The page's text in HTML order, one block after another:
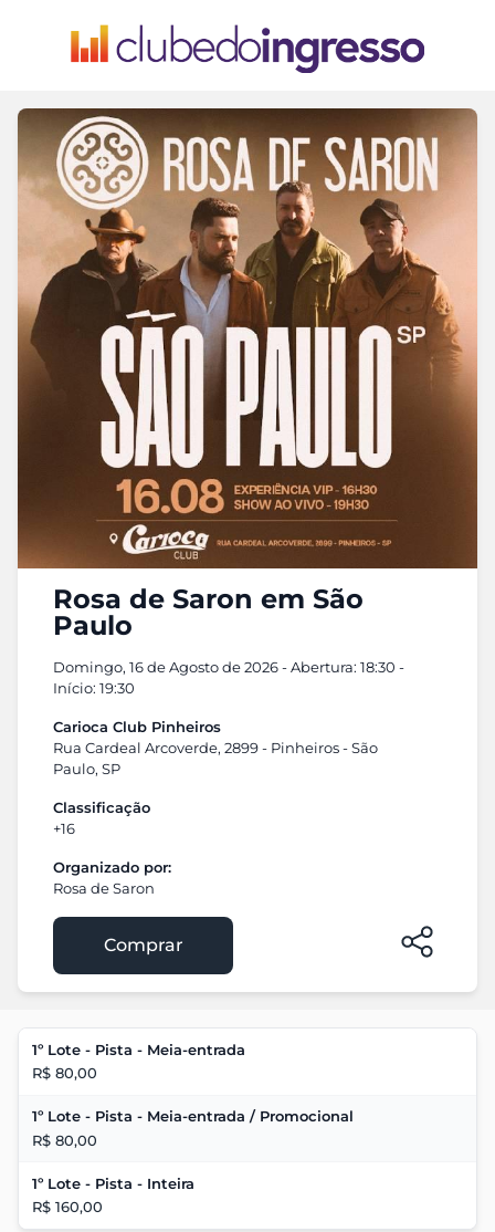
Rosa de Saron em São
Paulo
Domingo, 16 de Agosto de 2026 - Abertura: 18:30 -
Início: 19:30
Carioca Club Pinheiros
Rua Cardeal Arcoverde, 2899 - Pinheiros - São
Paulo, SP
Classificação
+16
Organizado por:
Rosa de Saron
Comprar
1º Lote - Pista - Meia-entrada
R$ 80,00
1º Lote - Pista - Meia-entrada / Promocional
R$ 80,00
1º Lote - Pista - Inteira
R$ 160,00